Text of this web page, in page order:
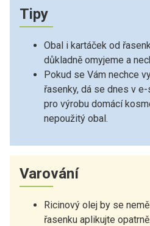
Tipy
Obal i kartáček od
důkladně omyjeme a
Pokud se Vám nechce
řasenky, dá se dnes v
pro výrobu domácí
nepoužitý obal.
Varování
Ricinový olej by se
řasenku aplikujte opatrně.